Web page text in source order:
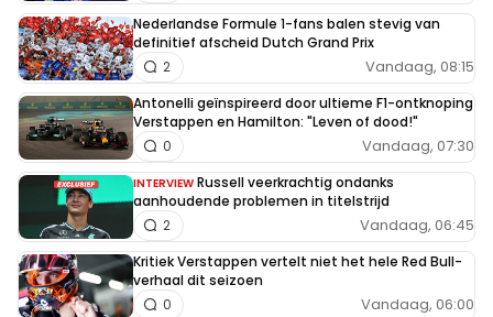
Nederlandse Formule 1-fans balen stevig van
definitief afscheid Dutch Grand Prix
Vandaag, 08:15
2
Antonelli geïnspireerd door ultieme F1-ontknoping
Verstappen en Hamilton: "Leven of dood!"
Vandaag, 07:30
0
INTERVIEW Russell veerkrachtig ondanks
aanhoudende problemen in titelstrijd
Vandaag, 06:45
2
Kritiek Verstappen vertelt niet het hele Red Bull-
verhaal dit seizoen
Vandaag, 06:00
0